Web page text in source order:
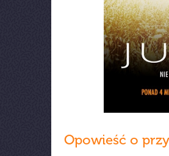
Opowieść o